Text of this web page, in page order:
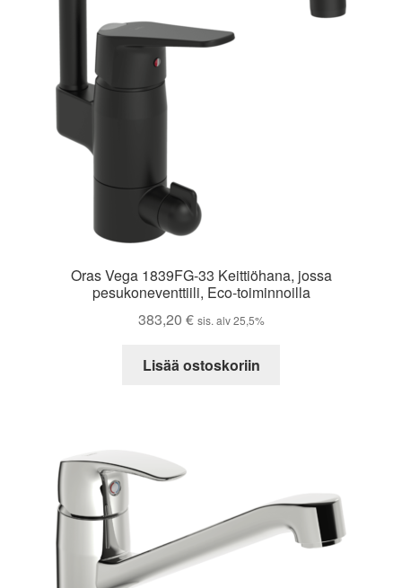
Oras Vega 1839FG-33 Keittiöhana, jossa
pesukoneventtiili, Eco-toiminnoilla
383,20 € sis. alv 25,5%
Lisää ostoskoriin